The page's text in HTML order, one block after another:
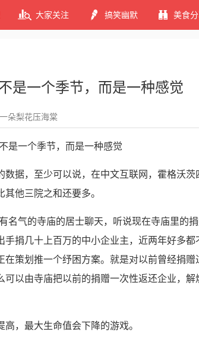
大家关注 搞笑幽默 美食
是一个季节，而是一种感觉
朵梨花压海棠
数据，至少可以说，在中文互联网，霍格沃茨
他三院之和还要多。
名气的寺庙的居士聊天，听说现在寺庙里的
捐几十上百万的中小企业主，近两年好多都
在策划推一个纾困方案。就是对以前曾经捐赠
以由寺庙把以前的捐赠一次性返还企业，解
，最大生命值会下降的游戏。